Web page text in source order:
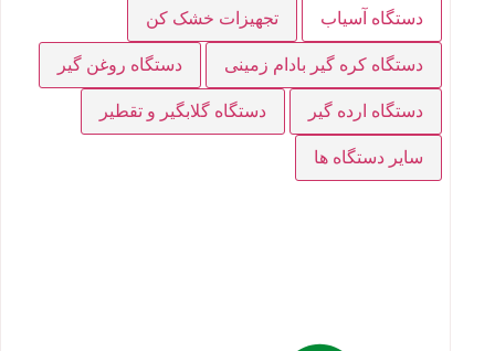
دستگاه آسیاب تجهیزات خشک کن
دستگاه کره گیر بادام زمینی دستگاه روغن گیر
دستگاه ارده گیر دستگاه گلابگیر و تقطیر
سایر دستگاه ها